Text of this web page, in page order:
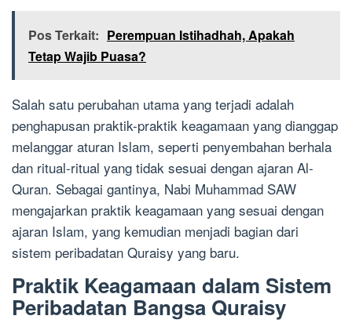
Pos Terkait: Perempuan Istihadhah, Apakah
Tetap Wajib Puasa?
Salah satu perubahan utama yang terjadi adalah
penghapusan praktik-praktik keagamaan yang dianggap
melanggar aturan Islam, seperti penyembahan berhala
dan ritual-ritual yang tidak sesuai dengan ajaran Al-
Quran. Sebagai gantinya, Nabi Muhammad SAW
mengajarkan praktik keagamaan yang sesuai dengan
ajaran Islam, yang kemudian menjadi bagian dari
sistem peribadatan Quraisy yang baru.
Praktik Keagamaan dalam Sistem
Peribadatan Bangsa Quraisy